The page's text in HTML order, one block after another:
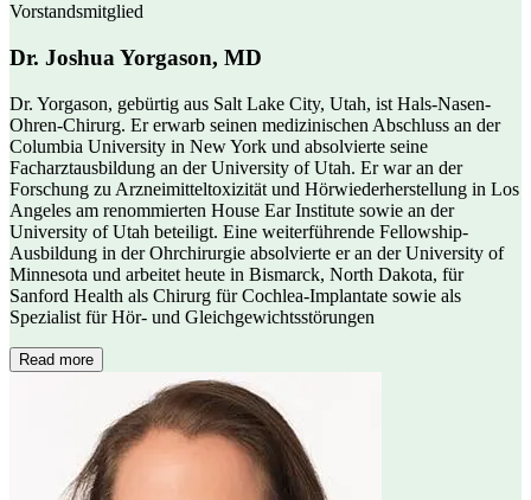
Vorstandsmitglied
Dr. Joshua Yorgason, MD
Dr. Yorgason, gebürtig aus Salt Lake City, Utah, ist Hals-Nasen-
Ohren-Chirurg. Er erwarb seinen medizinischen Abschluss an der
Columbia University in New York und absolvierte seine
Facharztausbildung an der University of Utah. Er war an der
Forschung zu Arzneimitteltoxizität und Hörwiederherstellung in Los
Angeles am renommierten House Ear Institute sowie an der
University of Utah beteiligt. Eine weiterführende Fellowship-
Ausbildung in der Ohrchirurgie absolvierte er an der University of
Minnesota und arbeitet heute in Bismarck, North Dakota, für
Sanford Health als Chirurg für Cochlea-Implantate sowie als
Spezialist für Hör- und Gleichgewichtsstörungen
Read more